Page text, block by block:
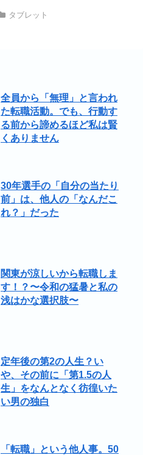
タブレット
全員から「無理」と言われ
た転職活動。でも、行動す
る前から諦めるほど私は賢
くありません
30年選手の「自分の当たり
前」は、他人の「なんだこ
れ？」だった
関東が涼しいから転職しま
す！？〜令和の猛暑と私の
浅はかな選択肢〜
定年後の第2の人生？い
や、その前に「第1.5の人
生」をなんとなく彷徨いた
い男の独白
「転職」という他人事。50